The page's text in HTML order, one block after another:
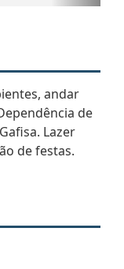
andar
de
Lazer
de festas.